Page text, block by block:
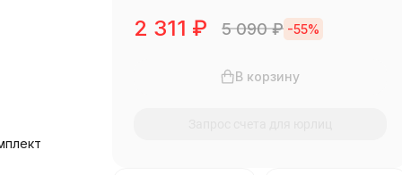
2 311 ₽ 5 090₽ -55%
В корзину